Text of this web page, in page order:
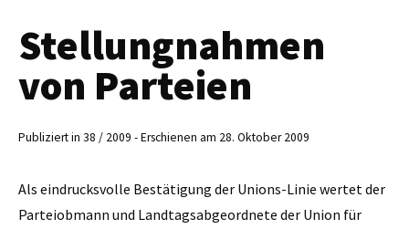
Stellungnahmen
von Parteien
Publiziert in 38 / 2009 - Erschienen am 28. Oktober 2009
Als eindrucksvolle Bestätigung der Unions-Linie wertet der
Parteiobmann und Landtagsabgeordnete der Union für